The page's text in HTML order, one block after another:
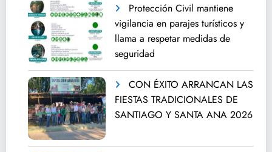
Protección Civil mantiene
vigilancia en parajes turísticos y
llama a respetar medidas de
seguridad
CON ÉXITO ARRANCAN LAS
FIESTAS TRADICIONALES DE
SANTIAGO Y SANTA ANA 2026